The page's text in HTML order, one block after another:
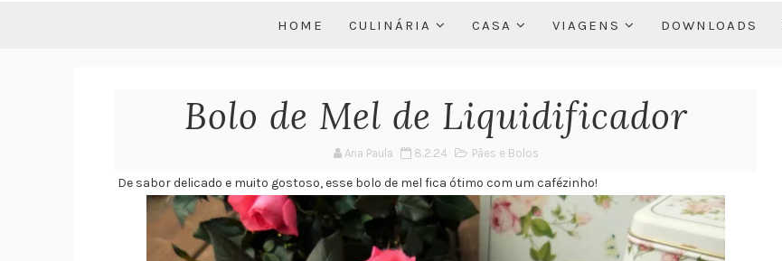
HOME CULINÁRIA CASA VIAGENS DOWNLOADS
Bolo de Mel de Liquidificador
Ana Paula 8.2.24 Pães e Bolos
De sabor delicado e muito gostoso, esse bolo de mel fica ótimo com um cafézinho!